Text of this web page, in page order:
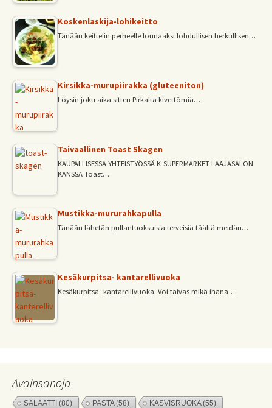
Koskenlaskija-lohikeitto
Tänään keittelin perheelle lounaaksi lohdullisen herkullisen…
Kirsikka-murupiirakka (gluteeniton)
Löysin joku aika sitten Pirkalta kivettömiä…
Taivaallinen Toast Skagen
KAUPALLISESSA YHTEISTYÖSSÄ K-SUPERMARKET LAAJASALON
KANSSA Toast…
Mustikka-mururahkapulla
Tänään lähetän pullantuoksuisia terveisiä täältä meidän…
Kesäkurpitsa- kantarellivuoka
Kesäkurpitsa -kantarellivuoka. Voi taivas mikä ihana…
Avainsanoja
SALAATTI (80) PASTA(58) KASVISRUOKA(55)